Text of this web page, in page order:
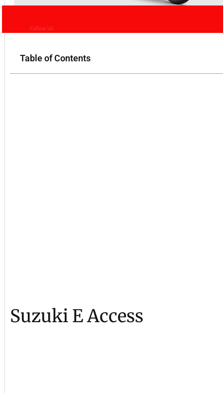
Follow Us
Table of Contents
Suzuki E Access